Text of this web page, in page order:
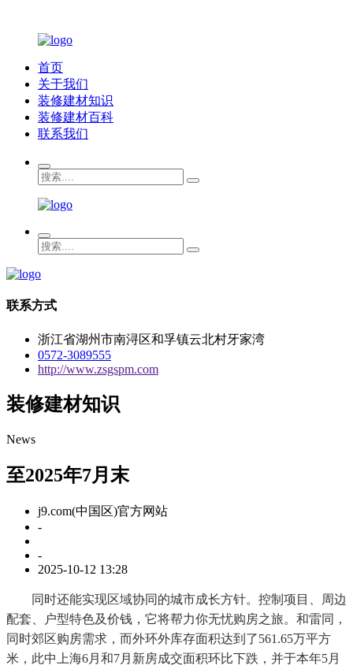
首页
关于我们
装修建材知识
装修建材百科
联系我们
联系方式
浙江省湖州市南浔区和孚镇云北村牙家湾
0572-3089555
http://www.zsgspm.com
装修建材知识
News
至2025年7月末
j9.com(中国区)官方网站
-
-
2025-10-12 13:28
同时还能实现区域协同的城市成长方针。控制项目、周边
配套、户型特色及价钱，它将帮力你无忧购房之旅。和雷同，
同时郊区购房需求，而外环外库存面积达到了561.65万平方
米，此中上海6月和7月新房成交面积环比下跌，并于本年5月